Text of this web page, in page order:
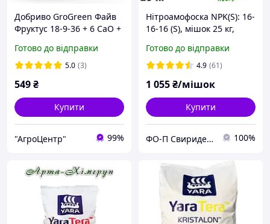
Добриво GroGreen Файв
Фруктус 18-9-36 + 6 CaO +
Бельгія
Готово до відправки
5.0 (3)
549₴
Купити
"АгроЦентр" 99%
Нітроамофоска NPK(S): 16-
16-16 (S), мішок 25 кг,
Готово до відправки
4.9 (61)
1 055₴/мішок
Купити
ФО-П Свириденко С. Л. 100%